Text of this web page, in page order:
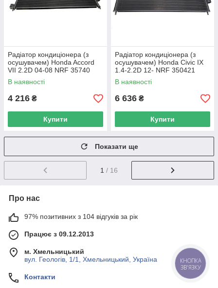
Радіатор кондиціонера (з
осушувачем) Honda Accord
VII 2.2D 04-08 NRF 35740
UA62
В наявності
4 216 ₴
Купити
Радіатор кондиціонера (з
осушувачем) Honda Civic IX
1.4-2.2D 12- NRF 350421
UA62
В наявності
6 636 ₴
Купити
Показати ще
1 / 16
Про нас
97% позитивних з 104 відгуків за рік
Працює з 09.12.2013
м. Хмельницький
вул. Геологів, 1/1, Хмельницький, Україна
Контакти
КНОПКА
ЗВ'ЯЗКУ